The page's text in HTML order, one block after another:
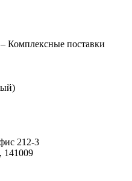
– Комплексные поставки
212-3
, 141009